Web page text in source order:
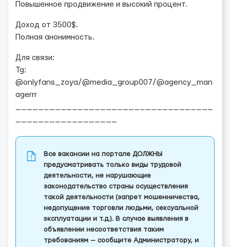
Повышенное продвижение и высокий процент.
Доход от 3500$.
Полная анонимность.
Для связи:
Tg:
@onlyfans_zoya/@media_group007/@agency_man
agerrr
Все вакансии на портале ДОЛЖНЫ
предусматривать только виды трудовой
деятельности, не нарушающие
законодательство страны осуществления
такой деятельности (запрет мошенничества,
недопущение торговли людьми, сексуальной
эксплуатации и т.д.). В случае выявления в
объявлении несоответствия таким
требованиям — сообщите Администратору, и